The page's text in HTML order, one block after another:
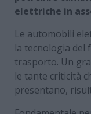
elettriche in
Le automobili
la tecnologia del
trasporto. Un
le tante criticità
presentano,